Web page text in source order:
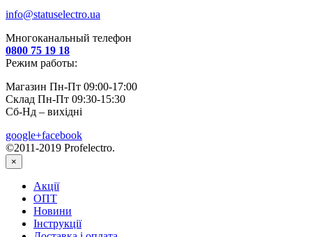
info@statuselectro.ua
Многоканальный телефон
0800 75 19 18
Режим работы:
Магазин Пн-Пт 09:00-17:00
Склад Пн-Пт 09:30-15:30
Сб-Нд – вихідні
google+facebook
©2011-2019 Profelectro.
×
Акції
ОПТ
Новини
Інструкції